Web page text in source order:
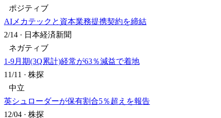
ポジティブ
AIメカテックと資本業務提携契約を締結
2/14 · 日本経済新聞
ネガティブ
1-9月期(3Q累計)経常が63％減益で着地
11/11 · 株探
中立
英シュローダーが保有割合5％超えを報告
12/04 · 株探